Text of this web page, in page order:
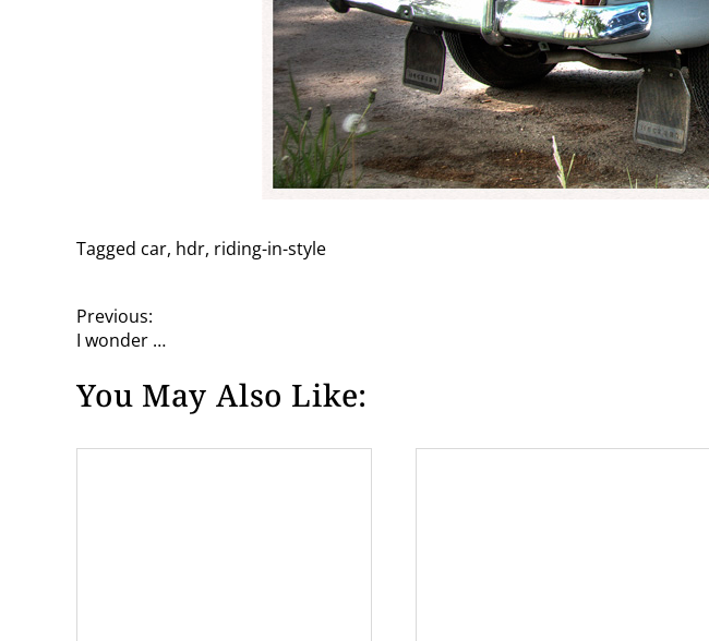
Tagged car, hdr, riding-in-style
P
o
s
Previous:
I wonder …
You May Also Like: